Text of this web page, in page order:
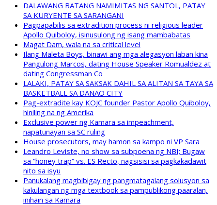
DALAWANG BATANG NAMIMITAS NG SANTOL, PATAY
SA KURYENTE SA SARANGANI
Pagpapabilis sa extradition process ni religious leader
Apollo Quiboloy, isinusulong ng isang mambabatas
Magat Dam, wala na sa critical level
Ilang Maleta Boys, binawi ang mga alegasyon laban kina
Pangulong Marcos, dating House Speaker Romualdez at
dating Congressman Co
LALAKI, PATAY SA SAKSAK DAHIL SA ALITAN SA TAYA SA
BASKETBALL SA DANAO CITY
Pag-extradite kay KOJC founder Pastor Apollo Quiboloy,
hiniling na ng Amerika
Exclusive power ng Kamara sa impeachment,
napatunayan sa SC ruling
House prosecutors, may hamon sa kampo ni VP Sara
Leandro Leviste, no show sa subpoena ng NBI; Bugaw
sa “honey trap” vs. ES Recto, nagsisisi sa pagkakadawit
nito sa isyu
Panukalang magbibigay ng pangmatagalang solusyon sa
kakulangan ng mga textbook sa pampublikong paaralan,
inihain sa Kamara